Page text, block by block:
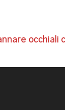
occhiali